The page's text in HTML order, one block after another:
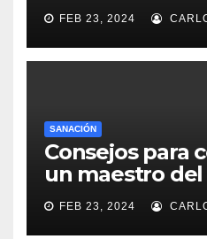
FEB 23, 2024
SANACIÓN
Consejos para
un maestro del
FEB 23, 2024